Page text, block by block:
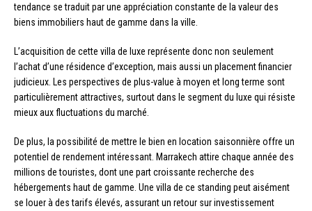
tendance se traduit par une appréciation constante de la valeur des
biens immobiliers haut de gamme dans la ville.
L’acquisition de cette villa de luxe représente donc non seulement
l’achat d’une résidence d’exception, mais aussi un placement financier
judicieux. Les perspectives de plus-value à moyen et long terme sont
particulièrement attractives, surtout dans le segment du luxe qui résiste
mieux aux fluctuations du marché.
De plus, la possibilité de mettre le bien en location saisonnière offre un
potentiel de rendement intéressant. Marrakech attire chaque année des
millions de touristes, dont une part croissante recherche des
hébergements haut de gamme. Une villa de ce standing peut aisément
se louer à des tarifs élevés, assurant un retour sur investissement